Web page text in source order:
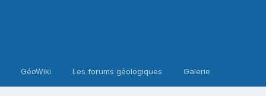
GéoWiki Les forums géologiques Galerie